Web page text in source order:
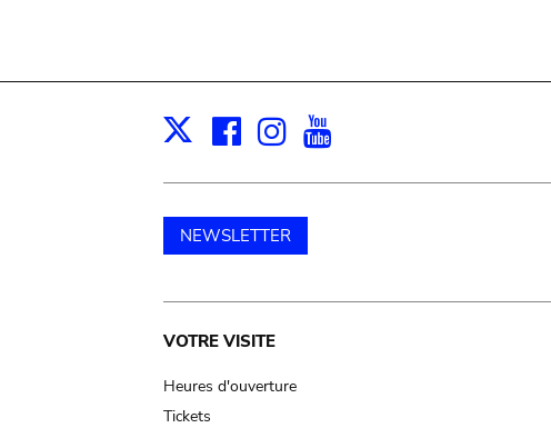
X Facebook
Instagram
NEWSLETTER
Main
navigation
VOTRE VISITE
Heures d'ouverture
Tickets